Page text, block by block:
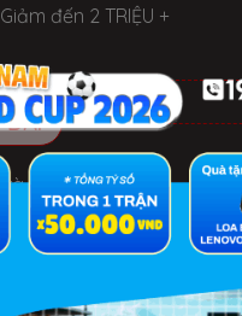
đến 2 TRIỆU +
ĐÃI
vệ sinh máy.
Software khi nâng cấp